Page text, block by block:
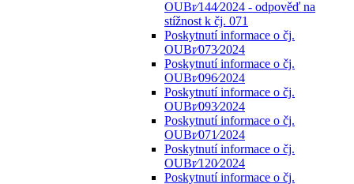
OUBr⁄144⁄2024 - odpověď na
stížnost k čj. 071
Poskytnutí informace o čj.
OUBr⁄073⁄2024
Poskytnutí informace o čj.
OUBr⁄096⁄2024
Poskytnutí informace o čj.
OUBr⁄093⁄2024
Poskytnutí informace o čj.
OUBr⁄071⁄2024
Poskytnutí informace o čj.
OUBr⁄120⁄2024
Poskytnutí informace o čj.